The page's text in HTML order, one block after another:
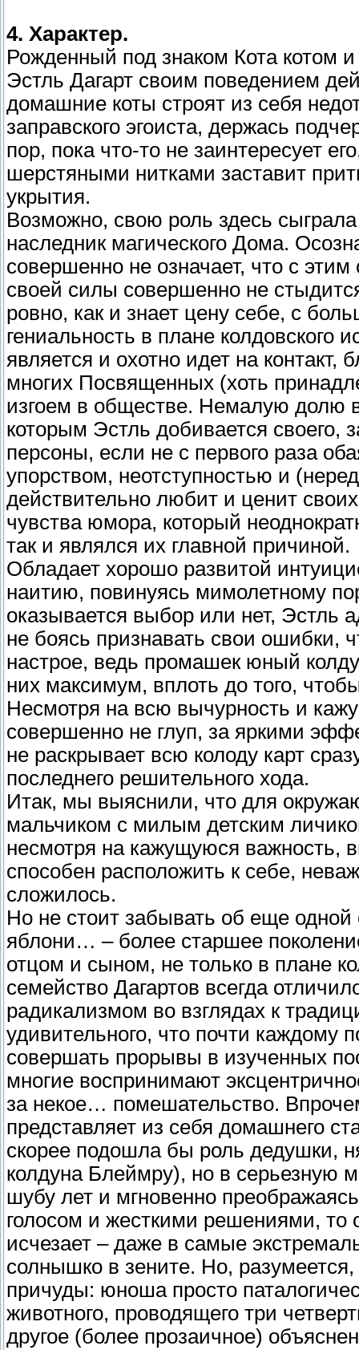
4. Характер.
Рожденный под знаком Кота котом
Эстль Дагарт своим поведением
домашние коты строят из себя
заправского эгоиста, держась
пор, пока что-то не заинтересует
шерстяными нитками заставит
укрытия.
Возможно, свою роль здесь
наследник магического Дома.
совершенно не означает, что с
своей силы совершенно не
ровно, как и знает цену себе, с
гениальность в плане колдовского
является и охотно идет на контакт,
многих Посвященных (хоть
изгоем в обществе. Немалую долю
которым Эстль добивается своего,
персоны, если не с первого раза
упорством, неотступностью и
действительно любит и ценит
чувства юмора, который
так и являлся их главной причиной.
Обладает хорошо развитой
наитию, повинуясь мимолетному
оказывается выбор или нет, Эстль
не боясь признавать свои ошибки,
настрое, ведь промашек юный
них максимум, вплоть до того,
Несмотря на всю вычурность и
совершенно не глуп, за яркими
не раскрывает всю колоду карт
последнего решительного хода.
Итак, мы выяснили, что для
мальчиком с милым детским
несмотря на кажущуюся важность,
способен расположить к себе,
сложилось.
Но не стоит забывать об еще
яблони… – более старшее
отцом и сыном, не только в плане
семейство Дагартов всегда
радикализмом во взглядах к
удивительного, что почти каждому
совершать прорывы в изученных
многие воспринимают
за некое… помешательство.
представляет из себя домашнего
скорее подошла бы роль дедушки,
колдуна Блеймру), но в серьезную
шубу лет и мгновенно
голосом и жесткими решениями, то
исчезает – даже в самые
солнышко в зените. Но,
причуды: юноша просто
животного, проводящего три
другое (более прозаичное)